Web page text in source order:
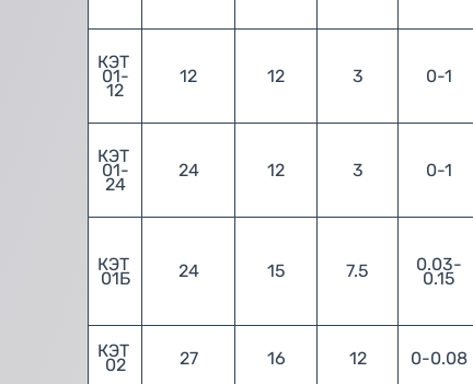
КЭТ
01-
12
12 12 3 0-1
КЭТ
01-
24
24 12 3 0-1
КЭТ
01Б 24 15 7.5 0.03-
0.15
КЭТ
02 27 16 12 0-0.08